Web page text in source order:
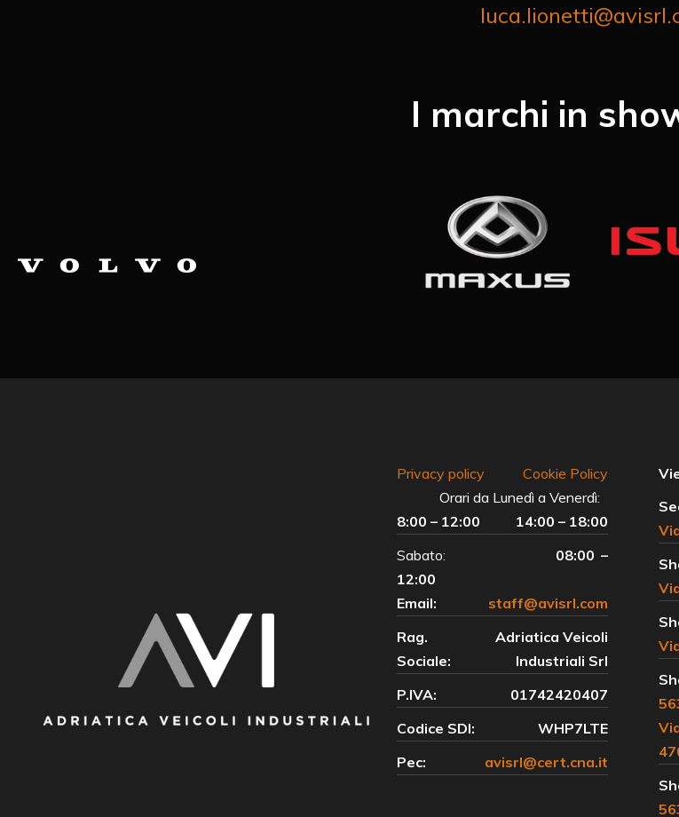
I marchi in
Privacy policy
Cookie Policy
Orari da Lunedì a Venerdì:
8:00 – 12:00
14:00 – 18:00
Sabato: 08:00 –
12:00
Email:
staff@avisrl.com
Rag.
Sociale:
Adriatica Veicoli
Industriali Srl
P.IVA:
01742420407
Codice SDI:
WHP7LTE
Pec:
avisrl@cert.cna.it